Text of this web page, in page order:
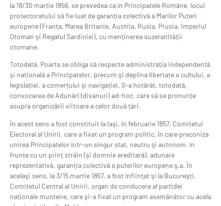
la 18/30 martie 1856, se prevedea ca în Principatele Române, locul
protectoratului să fie luat de garanţia colectivă a Marilor Puteri
europene (Franţa, Marea Britanie, Austria, Rusia, Prusia, Imperiul
Otoman şi Regatul Sardiniei), cu menţinerea suzeranităţii
otomane.
Totodată, Poarta se obliga să respecte administraţia independentă
şi naţională a Principatelor, precum şi deplina libertate a cultului, a
legislaţiei, a comerţului şi navigaţiei. S-a hotărât, totodată,
convocarea de Adunări (divanuri) ad-hoc, care să se pronunţe
asupra organizării viitoare a celor două ţări.
În acest sens a fost constituit la Iaşi, în februarie 1857, Comitetul
Electoral al Unirii, care a fixat un program politic, în care preconiza
unirea Principatelor într-un singur stat, neutru şi autonom, în
frunte cu un prinţ străin (şi domnie ereditară), adunare
reprezentativă, garanţia colectivă a puterilor europene ş.a. În
acelaşi sens, la 3/15 martie 1857, a fost înfiinţat şi la Bucureşti,
Comitetul Central al Unirii, organ de conducere al partidei
naţionale muntene, care şi-a fixat un program asemănător cu acela